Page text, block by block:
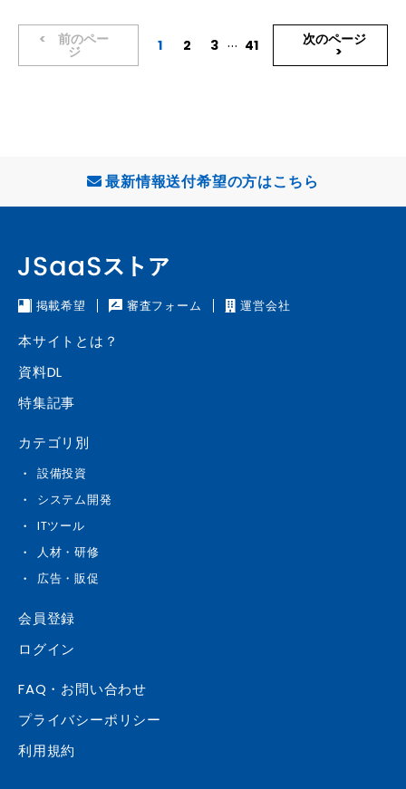
の後の入力作業が面倒 ・LINE公式アカウントは持っているが登録者が増
えない ・LINE公式アカウントは予約のやり取りでしか使っていない ・誰
が登録しているかわからない ・定期的な配信ができていない ・ホットペ
NEツール構築 ・運用代行 ・定例での振り返り ・公式LINE月額費用※配信
ートフォーム ・カルテ作成 ・セグメントリッチメニュー ・ポイントプロ
ト ・スタンプラリー ・各種キャンペーン ・URLクリック測定 ・ファネル
ouTube) ・ホームページ制作代行 ・LP制作代行
前のペー
ジ 1 2 3 ... 41 次のページ
最新情報送付希望の方はこちら
掲載希望 審査フォーム 運営会社
本サイトとは？
資料DL
特集記事
カテゴリ別
設備投資
システム開発
ITツール
人材・研修
広告・販促
会員登録
ログイン
FAQ・お問い合わせ
プライバシーポリシー
利用規約